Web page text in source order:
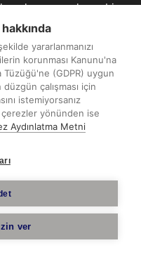
yayınlayan bir
Limited. Tüm hakları
yararlanmanızı
korunması Kanunu'na
Tüzüğü'ne (GDPR) uygun
çalışması için
istemiyorsanız
çerezler yönünden ise
Aydınlatma Metni
ver